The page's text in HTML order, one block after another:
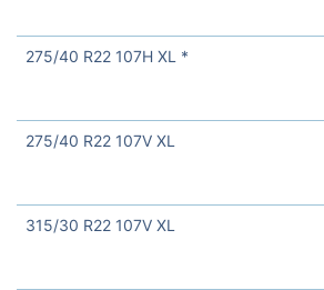
275/40 R22 107H XL *
275/40 R22 107V XL
315/30 R22 107V XL